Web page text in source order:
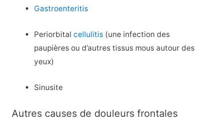
Gastroenteritis
Periorbitalcellulitis (une infection des
paupières ou d’autres tissus mous autour des
yeux)
Sinusite
Autres causes de douleurs frontales